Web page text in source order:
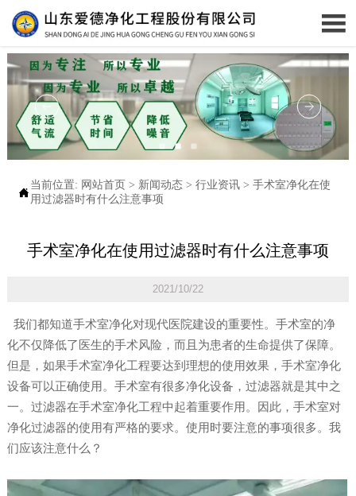


当前位置: 网站首页 > 新闻动态> 行业资讯> 手术室净化在使
用过滤器时有什么注意事项
手术室净化在使用过滤器时有什么注意事项
2021/10/22
我们都知道手术室净化对现代医院建设的重要性。手术室的净
化不仅降低了医生的手术风险，而且为患者的生命提供了保障。
但是，如果手术室净化工程要达到理想的使用效果，手术室净化
设备可以正确使用。手术室有很多净化设备，过滤器就是其中之
一。过滤器在手术室净化工程中起着重要作用。因此，手术室对
净化过滤器的使用有严格的要求。使用时要注意的事项很多。我
们应该注意什么？